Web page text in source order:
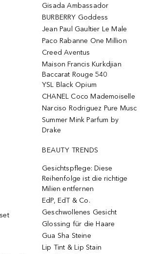
Gisada Ambassador
BURBERRY Goddess
Jean Paul Gaultier Le Male
Paco Rabanne One Million
Creed Aventus
Maison Francis Kurkdjian
Baccarat Rouge 540
YSL Black Opium
CHANEL Coco Mademoiselle
Narciso Rodriguez Pure Musc
Summer Mink Parfum by
Drake
BEAUTY TRENDS
Gesichtspflege: Diese
Reihenfolge ist die richtige
Milien entfernen
EdP, EdT & Co.
Geschwollenes Gesicht
Glossing für die Haare
Gua Sha Steine
Lip Tint & Lip Stain